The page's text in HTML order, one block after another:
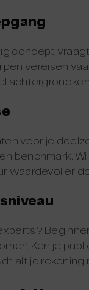
concept
vereisen
voor je
benchmark.
waardevoller
Ken je
altijd rekening